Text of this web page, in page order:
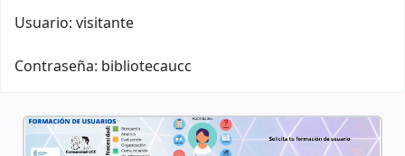
Usuario: visitante
Contraseña: bibliotecaucc